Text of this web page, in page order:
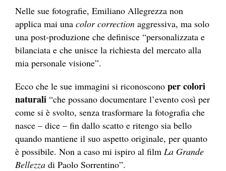
Nelle sue fotografie, Emiliano Allegrezza non
applica mai una color correction aggressiva, ma solo
una post-produzione che definisce “personalizzata e
bilanciata e che unisce la richiesta del mercato alla
mia personale visione”.
Ecco che le sue immagini si riconoscono per colori
naturali “che possano documentare l’evento così per
come si è svolto, senza trasformare la fotografia che
nasce – dice – fin dallo scatto e ritengo sia bello
quando mantiene il suo aspetto originale, per quanto
è possibile. Non a caso mi ispiro al film La Grande
Bellezza di Paolo Sorrentino”.